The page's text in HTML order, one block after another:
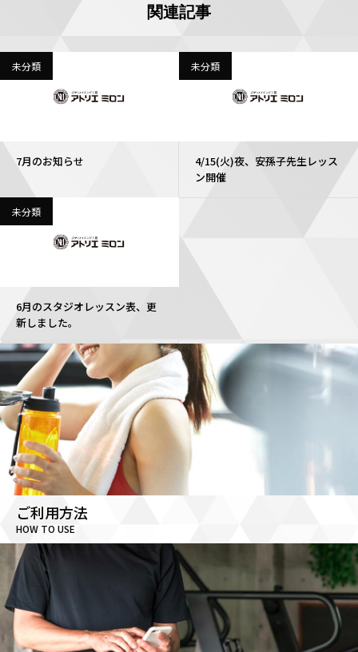
関連記事
未分類
7月のお知らせ
未分類
4/15(火)夜、安孫子先生レッス
ン開催
未分類
6月のスタジオレッスン表、更
新しました。
ご利用方法
HOW TO USE